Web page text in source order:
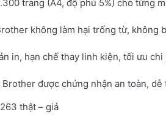
trang (A4, độ phủ 5%) cho từng
không làm hại trống từ, không
in, hạn chế thay linh kiện, tối ưu chi
được chứng nhận an toàn, dễ
thật – giả